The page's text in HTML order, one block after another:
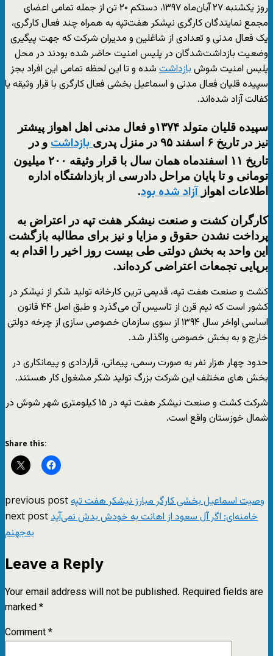
روز یکشنبه ۲۷ آبان‌ماه ۱۳۹۷، دستکم ۲۰ تن از جمله تمامی اعضای
مجمع نمایندگان کارگری نیشکر هفت‌تپه به همراه چند فعال کارگری،
یک فعال مدنی و تعدادی از شاغلین و مدیران شرکت که جهت پیگیری
وضعیت بازداشت‌شدگان در پلیس امنیت حاضر شده بودند در محل
پلیس امنیت شوشبازداشت شده و تا این لحظه تمامی این افراد بجز
سپیده قلیان فعال مدنی و اسماعیل بخشی فعال کارگری با قرار وثیقه یا
کفالت آزاد شده‌اند.
سپیده قلیان متولد ۱۳۷۴و فعال مدنی اهل اهواز پیشتر
نیز در تاریخ ۶ اسفند ۹۵ در منزل پدری
بازداشت و در
تاریخ ۱۱ اسفندماه همان سال با قرار وثیقه ۲۰۰ میلیون
تومانی و تا پایان مراحل دادرسی از بازداشتگاه اداره
اطلاعات اهواز آزاد شده بود.
کارگران کشت و صنعت نیشکر هفت تپه در اعتراض به
پرداخت نشدن حقوق و مزایا و نیز برای مطالبه بازگشت
این واحد به بخش دولتی طی بیست روز اخیر را اقدام به
برپایی تجمعات اعتراضی کرده‌اند.
کشت و صنعت هفت تپه، قدیمی ترین کارخانه تولید شکر از نیشکر در
کشور است که نیم قرن از تاسیس آن می‌گذرد و طبق اصل ۴۴ قانون
اساسی اواخر سال ۱۳۹۴ از سوی سازمان خصوصی سازی از چرخه دولتی
خارج و به بخش خصوصی واگذار شد.
حدود چهار هزار نفر به صورت رسمی، پیمانی، قراردادی و پیمانکاری در
بخش های مختلف این شرکت بزرگ تولید شکر مشغول کار هستند.
شرکت کشت و صنعت نیشکر هفت تپه در ۱۵ کیلومتری شهر شوش در
شمال خوزستان واقع است.
Share this:
previous postوصیت اسماعیل بخشی کارگر مبارز نیشکر هفت تپه
next postخامنه‌ای: اگر آل سعود از اهانت به خودش بدش نمی‌آید
به‌جهنم
Leave a Reply
Your email address will not be published. Required fields are
marked*
Comment*